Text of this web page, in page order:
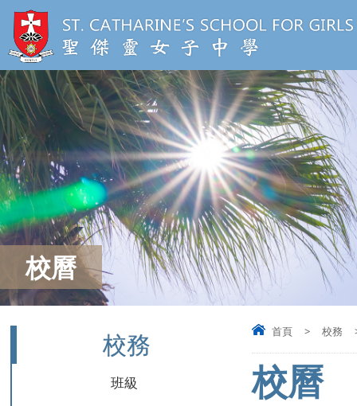
校曆
首頁 > 校務
校曆
校務
班級